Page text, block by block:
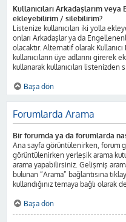
Kullanıcıları Arkadaşlarım
ekleyebilirim / silebilirim?
Listenize kullanıcıları iki yolla
onları Arkadaşlar ya da
olacaktır. Alternatif olarak
kullanıcıların üye adlarını girerek
kullanarak kullanıcıları listenizden
Başa dön
Forumlarda Arama
Bir forumda ya da forumlarda
Ana sayfa görüntülenirken, forum
görüntülenirken yerleşik arama
arama yapabilirsiniz. Gelişmiş
bulunan “Arama” bağlantısına
kullandığınız temaya bağlı olarak
Başa dön